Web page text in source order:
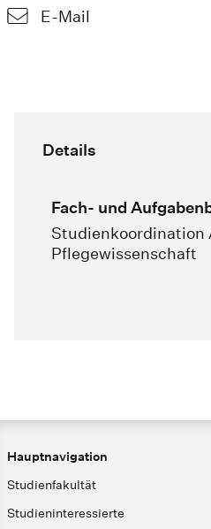
E-Mail
Details
Fach- und
Studienkoordination
Pflegewissenschaft
Hauptnavigation
Studienfakultät
Studieninteressierte